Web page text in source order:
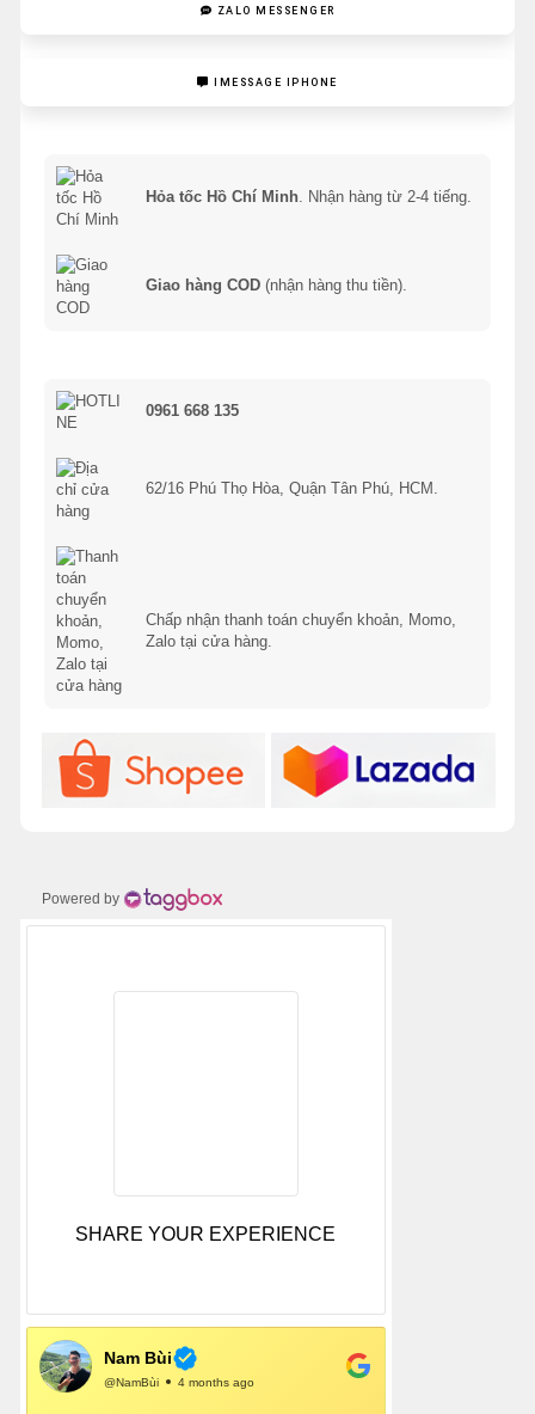
ZALO MESSENGER
IMESSAGE IPHONE
Hỏa tốc Hồ Chí Minh. Nhận hàng từ 2-4 tiếng.
Giao hàng COD (nhận hàng thu tiền).
0961 668 135
62/16 Phú Thọ Hòa, Quận Tân Phú, HCM.
Chấp nhận thanh toán chuyển khoản, Momo,
Zalo tại cửa hàng.
Powered by
SHARE YOUR EXPERIENCE
Nam Bùi
@NamBùi 4 months ago